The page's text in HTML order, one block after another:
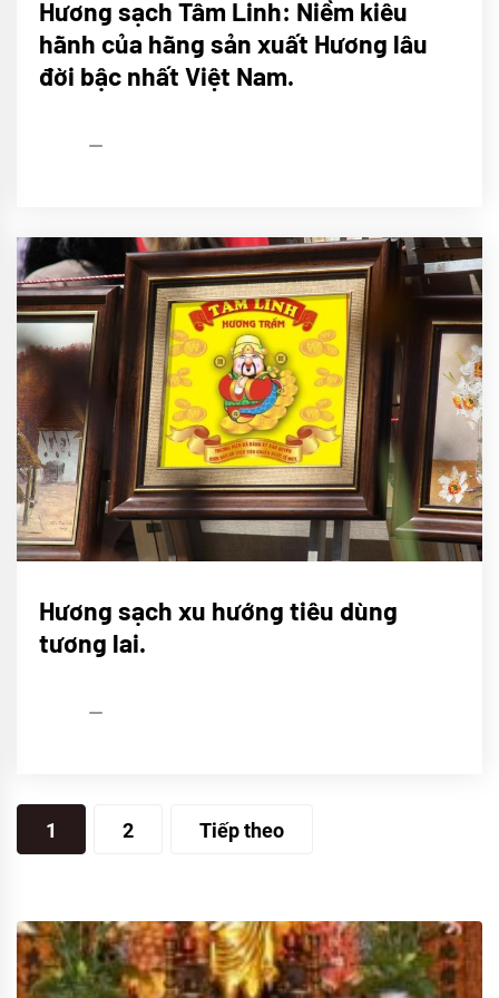
TÔI
Sử
Trầm
Tâm
Hương sạch Tâm Linh: Niềm kiêu
hãnh của hãng sản xuất Hương lâu
đời bậc nhất Việt Nam.
TÔI
Sử
Hương sạch xu hướng tiêu dùng
tương lai.
Phân
trang
viết
1 2 Tiếp theo